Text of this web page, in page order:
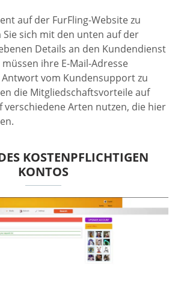
auf der FurFling-Website zu
Sie sich mit den unten auf der
Details an den Kundendienst
ihre E-Mail-Adresse
vom Kundensupport zu
die Mitgliedschaftsvorteile auf
verschiedene Arten nutzen, die hier
KOSTENPFLICHTIGEN
KONTOS